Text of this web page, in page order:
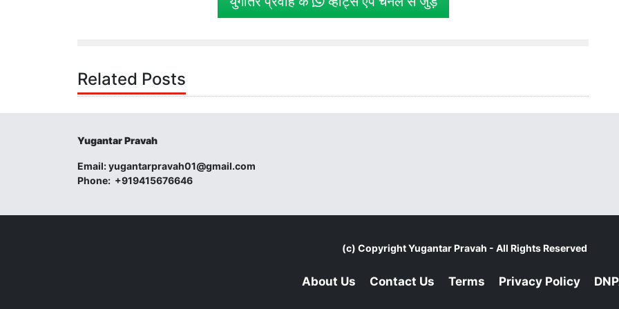
Related Posts
Yugantar Pravah
Email:yugantarpravah01@gmail.com
Phone: +919415676646
(c) CopyrightYugantar Pravah - All Rights Reserved
About Us Contact Us Terms Privacy Policy